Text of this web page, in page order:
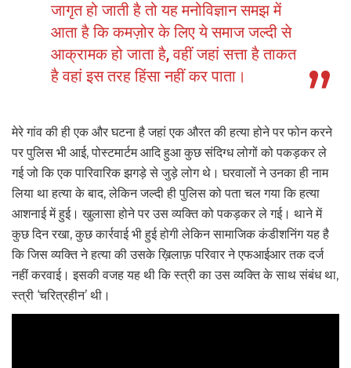
जागृत हो जाती है तो यह मनोविज्ञान समझ में
आता है कि कमज़ोर के लिए ये समाज जल्दी से
आक्रामक हो जाता है, वहीं जहां सत्ता है ताकत
है वहां इस तरह हिंसा नहीं कर पाता।
मेरे गांव की ही एक और घटना है जहां एक औरत की हत्या होने पर फोन करने
पर पुलिस भी आई, पोस्टमार्टम आदि हुआ कुछ संदिग्ध लोगों को पकड़कर ले
गई जो कि एक पारिवारिक झगड़े से जुड़े लोग थे। घरवालों ने उनका ही नाम
लिया था हत्या के बाद, लेकिन जल्दी ही पुलिस को पता चल गया कि हत्या
आशनाई में हुई। खुलासा होने पर उस व्यक्ति को पकड़कर ले गई। थाने में
कुछ दिन रखा, कुछ कार्रवाई भी हुई होगी लेकिन सामाजिक कंडीशनिंग यह है
कि जिस व्यक्ति ने हत्या की उसके ख़िलाफ़ परिवार ने एफआईआर तक दर्ज
नहीं करवाई। इसकी वजह यह थी कि स्त्री का उस व्यक्ति के साथ संबंध था,
स्त्री ‘चरित्रहीन’ थी।